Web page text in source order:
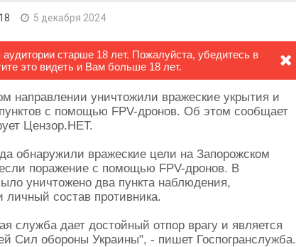
5 декабря 2024
старше 18 лет. Пожалуйста, убедитесь в
это видеть и Вам больше 18 лет.
направлении уничтожили вражеские укрытия и
с помощью FPV-дронов. Об этом сообщает
Цензор.НЕТ.
обнаружили вражеские цели на Запорожском
поражение с помощью FPV-дронов. В
уничтожено два пункта наблюдения,
состав противника.
служба дает достойный отпор врагу и является
Сил обороны Украины", - пишет Госпогранслужба.